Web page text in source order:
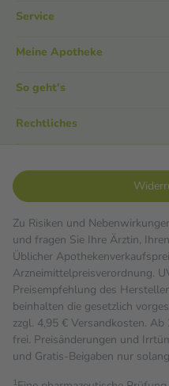
Service
Meine Apotheke
So geht's
Rechtliches
Zu Risiken und
und fragen Sie Ihre Ärztin,
Üblicher
Arzneimittelpreisverordnung.
Preisempfehlung des
beinhalten die gesetzlich
zzgl. 4,95 € Versandkosten.
frei. Preisänderungen und
und Gratis-Beigaben nur
1